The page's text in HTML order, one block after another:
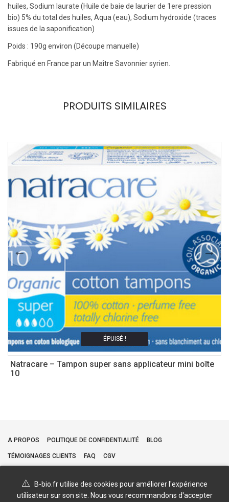
huiles, Sodium laurate (Huile de baie de laurier de 1ere pression
bio) 5% du total des huiles, Aqua (eau), Sodium hydroxide (traces
issues de la saponification)
Poids : 190g environ (Découpe manuelle)
Fabriqué en France par un Maître Savonnier syrien.
PRODUITS SIMILAIRES
ÉPUISÉ !
Natracare – Tampon super sans applicateur mini boîte
10
A PROPOS POLITIQUE DE CONFIDENTIALITÉ BLOG
TÉMOIGNAGES CLIENTS FAQ CGV
B-bio.fr utilise des cookies pour améliorer l'expérience
utilisateur sur son site. Nous vous recommandons d'accepter